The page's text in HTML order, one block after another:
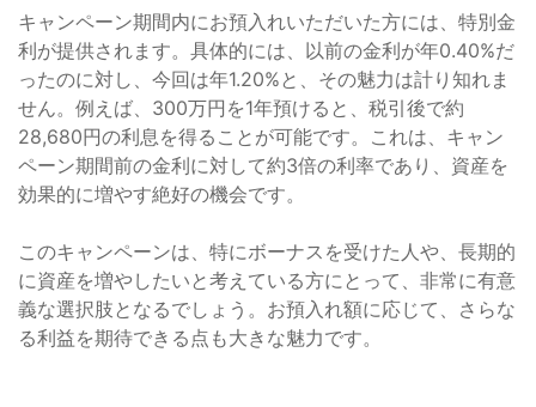
キャンペーン期間内にお預入れいただいた方には、特別金
利が提供されます。具体的には、以前の金利が年0.40%だ
ったのに対し、今回は年1.20%と、その魅力は計り知れま
せん。例えば、300万円を1年預けると、税引後で約
28,680円の利息を得ることが可能です。これは、キャン
ペーン期間前の金利に対して約3倍の利率であり、資産を
効果的に増やす絶好の機会です。
このキャンペーンは、特にボーナスを受けた人や、長期的
に資産を増やしたいと考えている方にとって、非常に有意
義な選択肢となるでしょう。お預入れ額に応じて、さらな
る利益を期待できる点も大きな魅力です。